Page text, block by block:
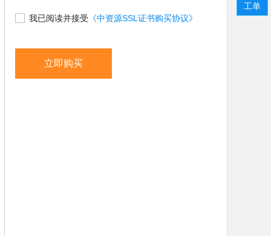
工单
我已阅读并接受 《中资源SSL证书购买协议》
立即购买